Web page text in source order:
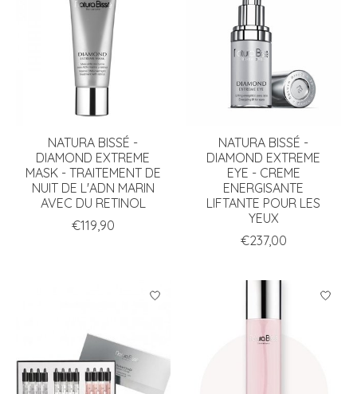
NATURA BISSÉ -
DIAMOND EXTREME
MASK - TRAITEMENT DE
NUIT DE L'ADN MARIN
AVEC DU RETINOL
€119,90
NATURA BISSÉ -
DIAMOND EXTREME
EYE - CREME
ENERGISANTE
LIFTANTE POUR LES
YEUX
€237,00